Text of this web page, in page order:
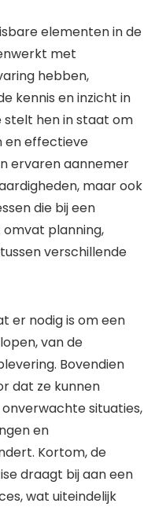
elementen in de
met
hebben,
kennis en inzicht in
stelt hen in staat om
en effectieve
ervaren aannemer
maar ook
die bij een
planning,
verschillende
er nodig is om een
van de
Bovendien
dat ze kunnen
situaties,
en
Kortom, de
draagt bij aan een
wat uiteindelijk